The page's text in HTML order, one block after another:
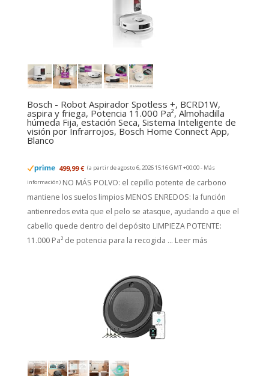
Bosch - Robot Aspirador Spotless +, BCRD1W,
aspira y friega, Potencia 11.000 Pa², Almohadilla
húmeda Fija, estación Seca, Sistema Inteligente de
visión por Infrarrojos, Bosch Home Connect App,
Blanco
499,99 € (a partir de agosto 6, 2026 15:16 GMT +00:00 - Más
información) NO MÁS POLVO: el cepillo potente de carbono
mantiene los suelos limpios MENOS ENREDOS: la función
antienredos evita que el pelo se atasque, ayudando a que el
cabello quede dentro del depósito LIMPIEZA POTENTE:
11.000 Pa² de potencia para la recogida ... Leer más